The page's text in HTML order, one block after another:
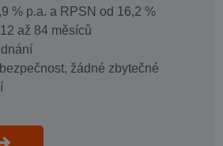
% p.a. a RPSN od 16,2 %
až 84 měsíců
žádné zbytečné